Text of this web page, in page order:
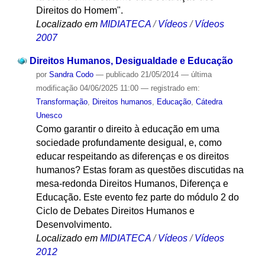
Direitos do Homem".
Localizado em MIDIATECA / Vídeos / Vídeos
2007
Direitos Humanos, Desigualdade e Educação
por Sandra Codo — publicado21/05/2014 — última
modificação04/06/2025 11:00 — registrado em:
Transformação, Direitos humanos, Educação, Cátedra
Unesco
Como garantir o direito à educação em uma
sociedade profundamente desigual, e, como
educar respeitando as diferenças e os direitos
humanos? Estas foram as questões discutidas na
mesa-redonda Direitos Humanos, Diferença e
Educação. Este evento fez parte do módulo 2 do
Ciclo de Debates Direitos Humanos e
Desenvolvimento.
Localizado em MIDIATECA /Vídeos /Vídeos
2012